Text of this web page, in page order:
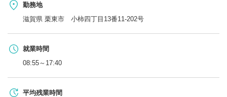
勤務地
滋賀県 栗東市 小柿四丁目13番11-202号
就業時間
08:55～17:40
平均残業時間